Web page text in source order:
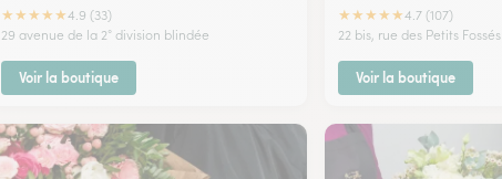
★★★★★4.9 (33)
29 avenue de la 2° division blindée
Voir la boutique
★★★★★4.7 (107)
22 bis, rue des Petits Fossés
Voir la boutique